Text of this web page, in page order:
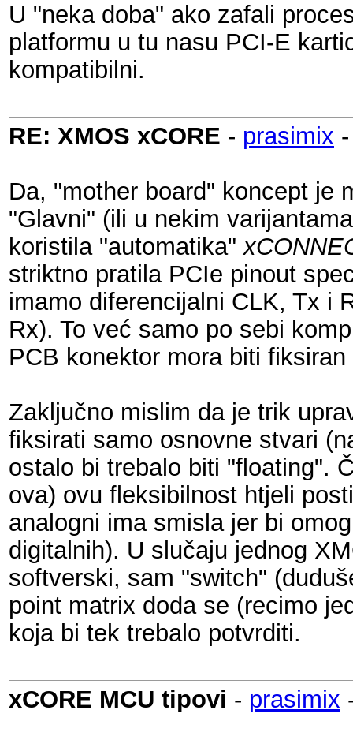
U "neka doba" ako zafali
platformu u tu nasu PCI-E
kompatibilni.
RE: XMOS xCORE - prasimix
Da, "mother board" koncept je
"Glavni" (ili u nekim
koristila "automatika"
striktno pratila PCIe pinout
imamo diferencijalni CLK, Tx i
Rx). To već samo po sebi
PCB konektor mora biti
Zaključno mislim da je trik
fiksirati samo osnovne stvari
ostalo bi trebalo biti "floating".
ova) ovu fleksibilnost htjeli
analogni ima smisla jer bi
digitalnih). U slučaju jednog
softverski, sam "switch"
point matrix doda se (recimo
koja bi tek trebalo potvrditi.
xCORE MCU tipovi - prasimix